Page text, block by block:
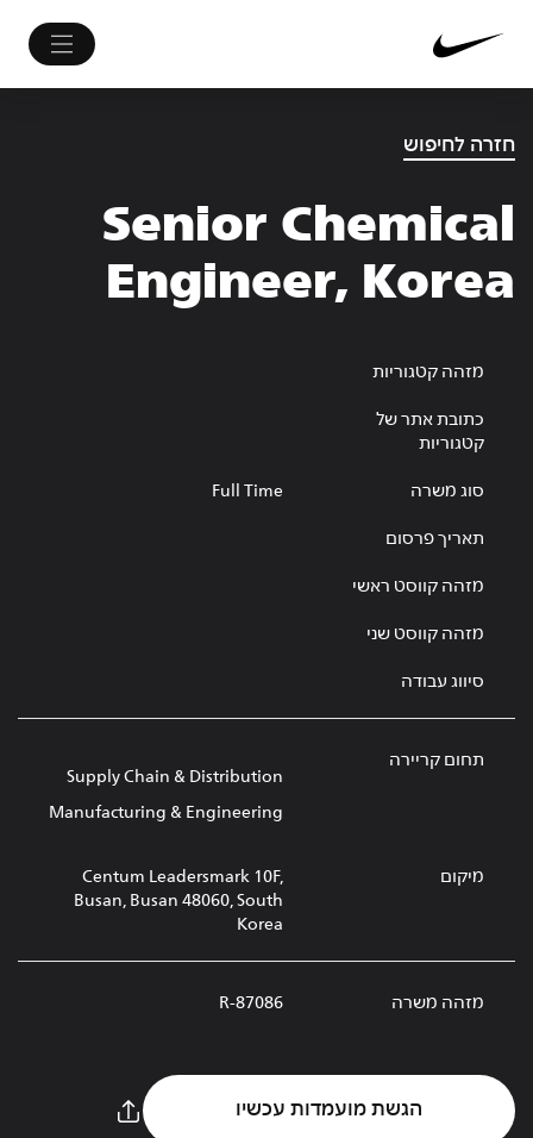
חזרה לחיפוש
Senior Chemical
Engineer, Korea
מזהה קטגוריות
כתובת אתר של
קטגוריות
סוג משרה Full Time
תאריך פרסום
מזהה קווסט ראשי
מזהה קווסט שני
סיווג עבודה
תחום קריירה
Supply Chain & Distribution
Manufacturing & Engineering
מיקום
Centum Leadersmark 10F,
Busan, Busan 48060, South
Korea
מזהה משרה R-87086
הגשת מועמדות עכשיו